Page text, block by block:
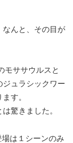
なんと、その目が
モササウルスと
ュラシックワー
す。
驚きました。
は１シーンのみ